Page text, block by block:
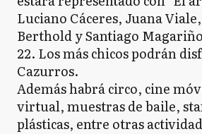
Luciano Cáceres, Juana
Berthold y Santiago
22. Los más chicos podrán
Cazurros.
Además habrá circo, cine
virtual, muestras de baile,
plásticas, entre otras